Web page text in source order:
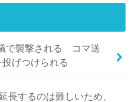
で襲撃される コマ送
げつけられる
長するのは難しいため、